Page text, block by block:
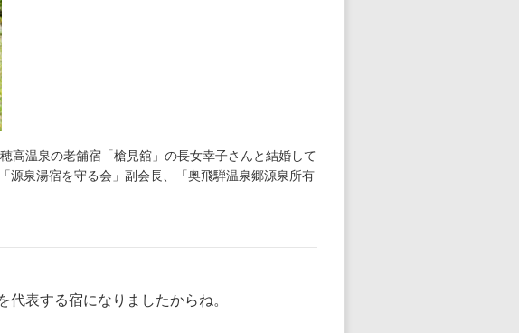
高温泉の老舗宿「槍見舘」の長女幸子さんと結婚して
源泉湯宿を守る会」副会長、「奥飛騨温泉郷源泉所有
表する宿になりましたからね。